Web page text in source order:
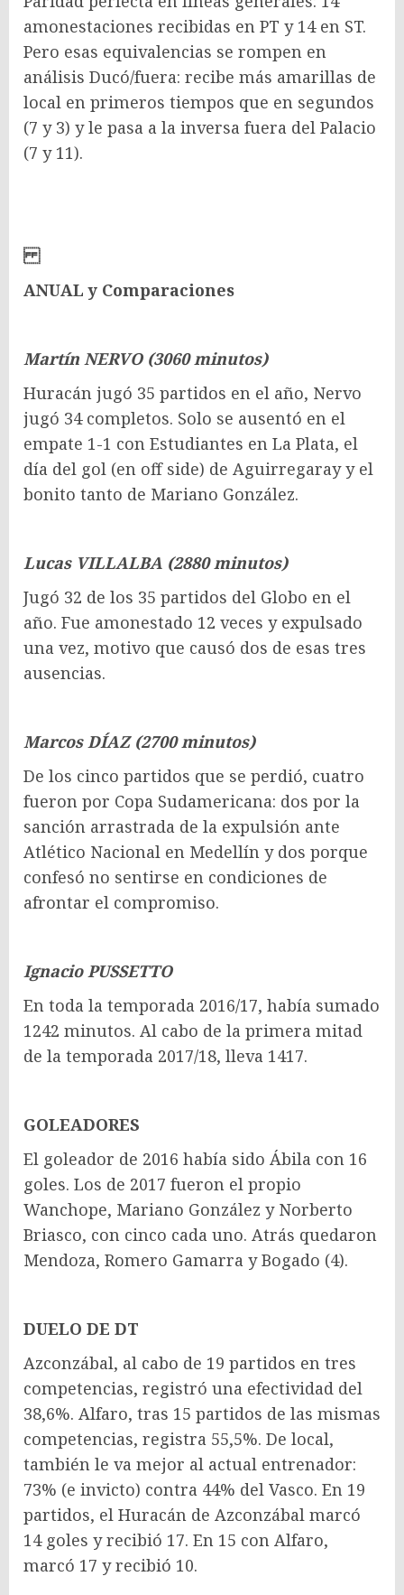
amonestaciones recibidas en PT y 14 en ST.
Pero esas equivalencias se rompen en
análisis Ducó/fuera: recibe más amarillas de
local en primeros tiempos que en segundos
(7 y 3) y le pasa a la inversa fuera del Palacio
(7 y 11).
ANUAL y Comparaciones
Martín NERVO (3060 minutos)
Huracán jugó 35 partidos en el año, Nervo
jugó 34 completos. Solo se ausentó en el
empate 1-1 con Estudiantes en La Plata, el
día del gol (en off side) de Aguirregaray y el
bonito tanto de Mariano González.
Lucas VILLALBA (2880 minutos)
Jugó 32 de los 35 partidos del Globo en el
año. Fue amonestado 12 veces y expulsado
una vez, motivo que causó dos de esas tres
ausencias.
Marcos DÍAZ (2700 minutos)
De los cinco partidos que se perdió, cuatro
fueron por Copa Sudamericana: dos por la
sanción arrastrada de la expulsión ante
Atlético Nacional en Medellín y dos porque
confesó no sentirse en condiciones de
afrontar el compromiso.
Ignacio PUSSETTO
En toda la temporada 2016/17, había sumado
1242 minutos. Al cabo de la primera mitad
de la temporada 2017/18, lleva 1417.
GOLEADORES
El goleador de 2016 había sido Ábila con 16
goles. Los de 2017 fueron el propio
Wanchope, Mariano González y Norberto
Briasco, con cinco cada uno. Atrás quedaron
Mendoza, Romero Gamarra y Bogado (4).
DUELO DE DT
Azconzábal, al cabo de 19 partidos en tres
competencias, registró una efectividad del
38,6%. Alfaro, tras 15 partidos de las mismas
competencias, registra 55,5%. De local,
también le va mejor al actual entrenador:
73% (e invicto) contra 44% del Vasco. En 19
partidos, el Huracán de Azconzábal marcó
14 goles y recibió 17. En 15 con Alfaro,
marcó 17 y recibió 10.